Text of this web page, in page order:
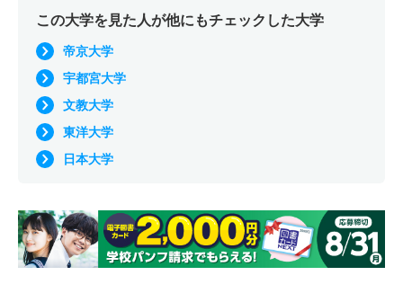
この大学を見た人が他にもチェックした大学
帝京大学
宇都宮大学
文教大学
東洋大学
日本大学